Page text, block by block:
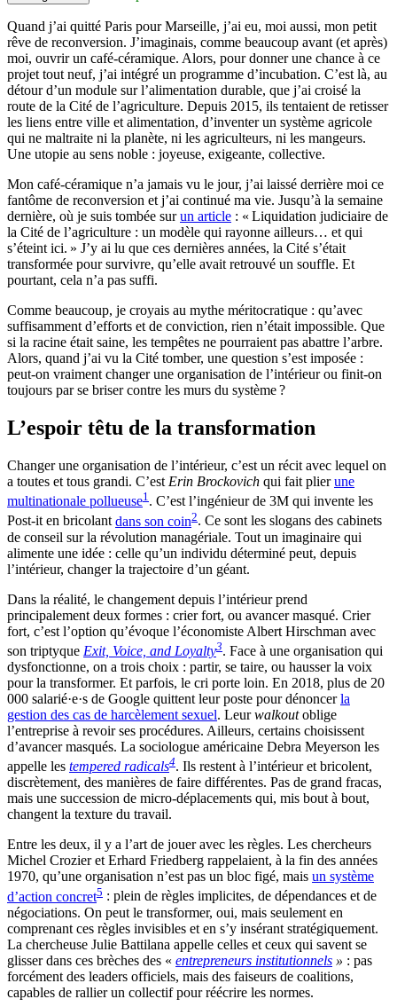
Quand j’ai quitté Paris pour Marseille, j’ai eu, moi aussi, mon petit
rêve de reconversion. J’imaginais, comme beaucoup avant (et après)
moi, ouvrir un café-céramique. Alors, pour donner une chance à ce
projet tout neuf, j’ai intégré un programme d’incubation. C’est là, au
détour d’un module sur l’alimentation durable, que j’ai croisé la
route de la Cité de l’agriculture. Depuis 2015, ils tentaient de retisser
les liens entre ville et alimentation, d’inventer un système agricole
qui ne maltraite ni la planète, ni les agriculteurs, ni les mangeurs.
Une utopie au sens noble : joyeuse, exigeante, collective.
Mon café-céramique n’a jamais vu le jour, j’ai laissé derrière moi ce
fantôme de reconversion et j’ai continué ma vie. Jusqu’à la semaine
dernière, où je suis tombée surun article : « Liquidation judiciaire de
la Cité de l’agriculture : un modèle qui rayonne ailleurs… et qui
s’éteint ici. » J’y ai lu que ces dernières années, la Cité s’était
transformée pour survivre, qu’elle avait retrouvé un souffle. Et
pourtant, cela n’a pas suffi.
Comme beaucoup, je croyais au mythe méritocratique : qu’avec
suffisamment d’efforts et de conviction, rien n’était impossible. Que
si la racine était saine, les tempêtes ne pourraient pas abattre l’arbre.
Alors, quand j’ai vu la Cité tomber, une question s’est imposée :
peut-on vraiment changer une organisation de l’intérieur ou finit-on
toujours par se briser contre les murs du système ?
L’espoir têtu de la transformation
Changer une organisation de l’intérieur, c’est un récit avec lequel on
a toutes et tous grandi. C’est Erin Brockovich qui fait plierune
multinationale pollueuse1. C’est l’ingénieur de 3M qui invente les
Post-it en bricolantdans son coin2. Ce sont les slogans des cabinets
de conseil sur la révolution managériale. Tout un imaginaire qui
alimente une idée : celle qu’un individu déterminé peut, depuis
l’intérieur, changer la trajectoire d’un géant.
Dans la réalité, le changement depuis l’intérieur prend
principalement deux formes : crier fort, ou avancer masqué. Crier
fort, c’est l’option qu’évoque l’économiste Albert Hirschman avec
son triptyque Exit, Voice, and Loyalty3. Face à une organisation qui
dysfonctionne, on a trois choix : partir, se taire, ou hausser la voix
pour la transformer. Et parfois, le cri porte loin. En 2018, plus de 20
000 salarié·e·s de Google quittent leur poste pour dénoncerla
gestion des cas de harcèlement sexuel. Leurwalkoutoblige
l’entreprise à revoir ses procédures. Ailleurs, certains choisissent
d’avancer masqués. La sociologue américaine Debra Meyerson les
appelle les tempered radicals4. Ils restent à l’intérieur et bricolent,
discrètement, des manières de faire différentes. Pas de grand fracas,
mais une succession de micro-déplacements qui, mis bout à bout,
changent la texture du travail.
Entre les deux, il y a l’art de jouer avec les règles. Les chercheurs
Michel Crozier et Erhard Friedberg rappelaient, à la fin des années
1970, qu’une organisation n’est pas un bloc figé, mais un système
d’action concret5 : plein de règles implicites, de dépendances et de
négociations. On peut le transformer, oui, mais seulement en
comprenant ces règles invisibles et en s’y insérant stratégiquement.
La chercheuse Julie Battilana appelle celles et ceux qui savent se
glisser dans ces brèches des « entrepreneurs institutionnels » : pas
forcément des leaders officiels, mais des faiseurs de coalitions,
capables de rallier un collectif pour réécrire les normes.